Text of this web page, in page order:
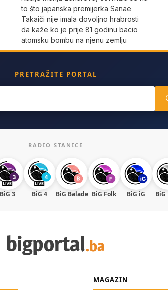
to što japanska premijerka Sanae
Takaiči nije imala dovoljno hrabrosti
da kaže ko je prije 81 godinu bacio
atomsku bombu na njenu zemlju
PRETRAŽITE PORTAL
RADIO STANICE
BiG 3 BiG 4 BiG Balade BiG Folk BiG iG BiG
MAGAZIN